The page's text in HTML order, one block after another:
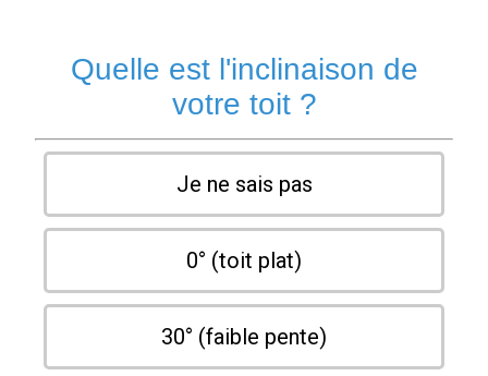
Quelle est l'inclinaison de
votre toit ?
Je ne sais pas
0° (toit plat)
30° (faible pente)